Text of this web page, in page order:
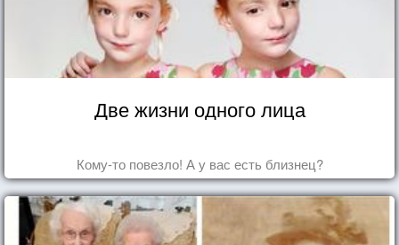
Две жизни одного лица
Кому-то повезло! А у вас есть близнец?